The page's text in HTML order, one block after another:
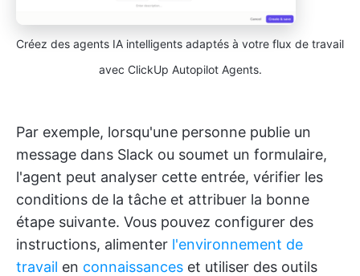
Créez des agents IA intelligents adaptés à votre flux de travail
avec ClickUp Autopilot Agents.
Par exemple, lorsqu'une personne publie un
message dans Slack ou soumet un formulaire,
l'agent peut analyser cette entrée, vérifier les
conditions de la tâche et attribuer la bonne
étape suivante. Vous pouvez configurer des
instructions, alimenter l'environnement de
travail en connaissances et utiliser des outils